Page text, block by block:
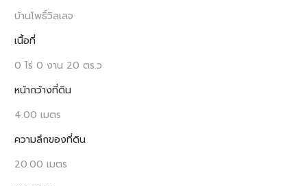
บ้านโพธิ์วิลเลจ
เนื้อที่
0 ไร่ 0 งาน 20 ตร.ว
หน้ากว้างที่ดิน
4.00 เมตร
ความลึกของที่ดิน
20.00 เมตร